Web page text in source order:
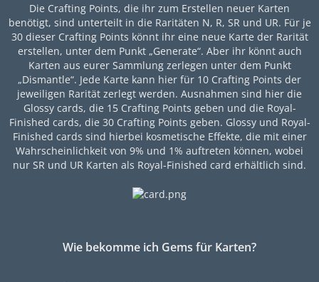
Die Crafting Points, die ihr zum Erstellen neuer Karten
benötigt, sind unterteilt in die Raritäten N, R, SR und UR. Für je
30 dieser Crafting Points könnt ihr eine neue Karte der Rarität
erstellen, unter dem Punkt „Generate“. Aber ihr könnt auch
Karten aus eurer Sammlung zerlegen unter dem Punkt
„Dismantle“. Jede Karte kann hier für 10 Crafting Points der
jeweiligen Rarität zerlegt werden. Ausnahmen sind hier die
Glossy cards, die 15 Crafting Points geben und die Royal-
Finished cards, die 30 Crafting Points geben. Glossy und Royal-
Finished cards sind hierbei kosmetische Effekte, die mit einer
Wahrscheinlichkeit von 9% und 1% auftreten können, wobei
nur SR und UR Karten als Royal-Finished card erhältlich sind.
Wie bekomme ich Gems für Karten?